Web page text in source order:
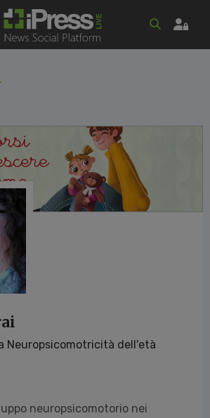
Neuropsicomotricità dell'età
neuropsicomotorio nei